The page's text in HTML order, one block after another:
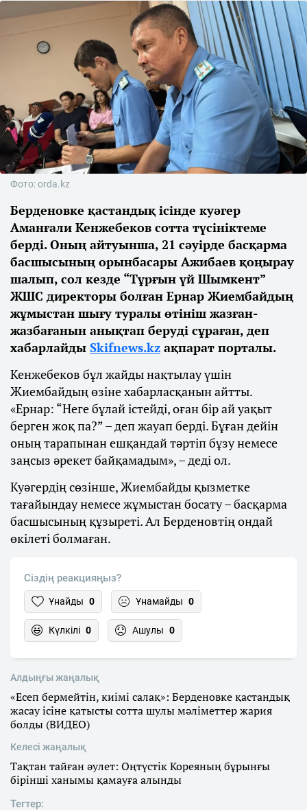
Фото: orda.kz
Берденовке қастандық ісінде куәгер
Аманғали Кенжебеков сотта түсініктеме
берді. Оның айтуынша, 21 сәуірде басқарма
басшысының орынбасары Ажибаев қоңырау
шалып, сол кезде “Тұрғын үй Шымкент”
ЖШС директоры болған Ернар Жиембайдың
жұмыстан шығу туралы өтініш жазған-
жазбағанын анықтап беруді сұраған, деп
хабарлайды Skifnews.kz ақпарат порталы.
Кенжебеков бұл жайды нақтылау үшін
Жиембайдың өзіне хабарласқанын айтты.
«Ернар: “Неге бұлай істейді, оған бір ай уақыт
берген жоқ па?” – деп жауап берді. Бұған дейін
оның тарапынан ешқандай тәртіп бұзу немесе
заңсыз әрекет байқамадым», – деді ол.
Куәгердің сөзінше, Жиембайды қызметке
тағайындау немесе жұмыстан босату – басқарма
басшысының құзыреті. Ал Берденовтің ондай
өкілеті болмаған.
Сіздің реакцияңыз?
Ұнайды 0 Ұнамайды 0
Күлкілі 0 Ашулы 0
Алдыңғы жаңалық
«Есеп бермейтін, киімі салақ»: Берденовке қастандық
жасау ісіне қатысты сотта шулы мәліметтер жария
болды (ВИДЕО)
Келесі жаңалық
Тақтан тайған әулет: Оңтүстік Кореяның бұрынғы
бірінші ханымы қамауға алынды
Тегтер: